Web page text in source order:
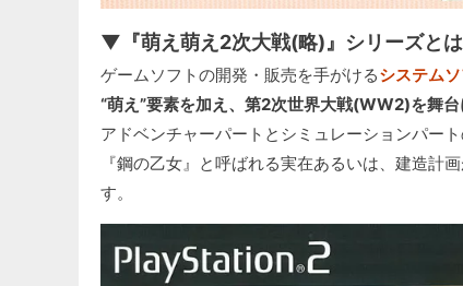
▼『萌え萌え2次大戦(略)』シリーズとは
ゲームソフトの開発・販売を手がけるシステム
“萌え”要素を加え、第2次世界大戦(WW2)を舞台
アドベンチャーパートとシミュレーションパート
『鋼の乙女』と呼ばれる実在あるいは、建造計
す。